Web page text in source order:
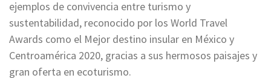
ejemplos de convivencia entre turismo y
sustentabilidad, reconocido por los World Travel
Awards como el Mejor destino insular en México y
Centroamérica 2020, gracias a sus hermosos paisajes y
gran oferta en ecoturismo.